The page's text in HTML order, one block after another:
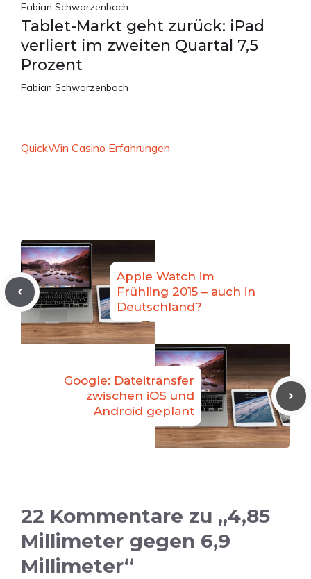
Fabian Schwarzenbach
Tablet-Markt geht zurück: iPad
verliert im zweiten Quartal 7,5
Prozent
Fabian Schwarzenbach
QuickWin Casino Erfahrungen
Apple Watch im
Frühling 2015 – auch in
Deutschland?
Google: Dateitransfer
zwischen iOS und
Android geplant
22 Kommentare zu „4,85
Millimeter gegen 6,9
Millimeter“